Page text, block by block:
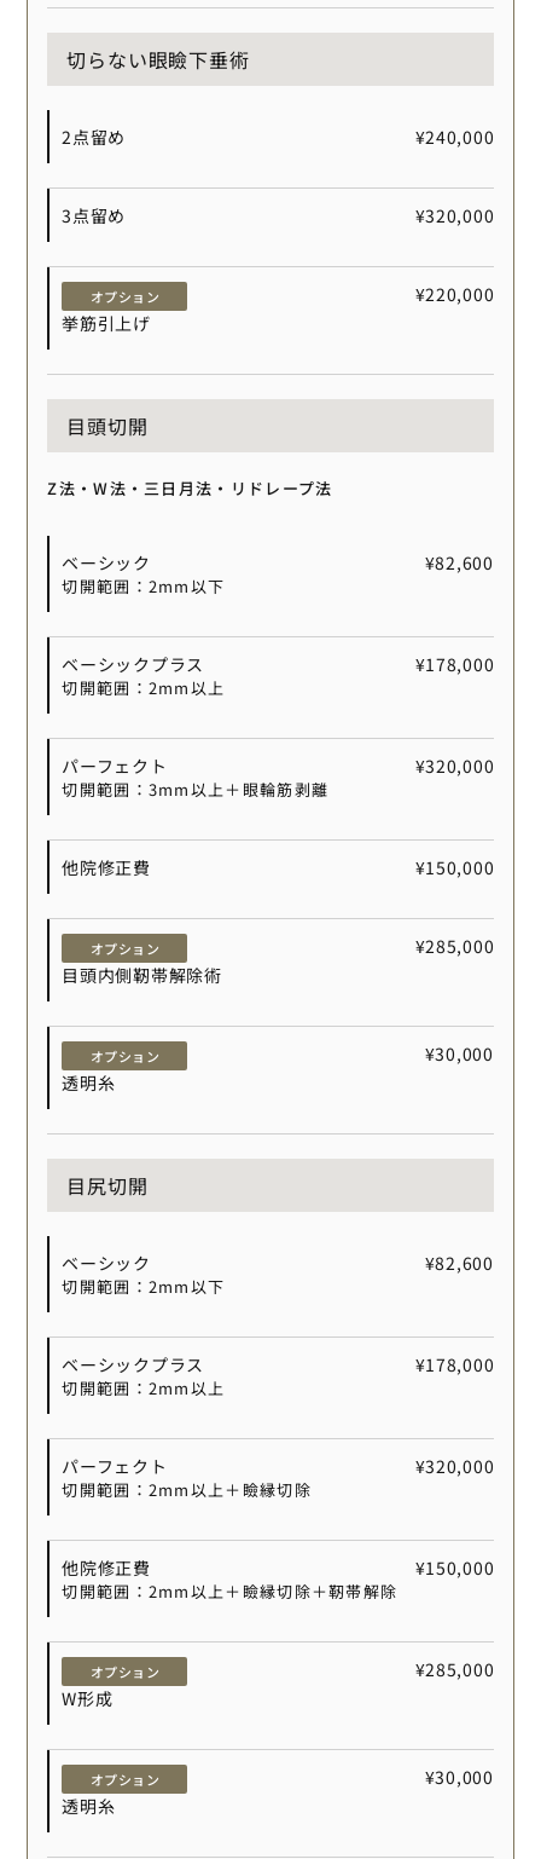
切らない眼瞼下垂術
2点留め ¥240,000
3点留め ¥320,000
オプション
挙筋引上げ
¥220,000
目頭切開
Z法・W法・三日月法・リドレープ法
ベーシック
切開範囲：2mm以下
¥82,600
ベーシックプラス
切開範囲：2mm以上
¥178,000
パーフェクト
切開範囲：3mm以上＋眼輪筋剥離
¥320,000
他院修正費 ¥150,000
オプション
目頭内側靭帯解除術
¥285,000
オプション
透明糸
¥30,000
目尻切開
ベーシック
切開範囲：2mm以下
¥82,600
ベーシックプラス
切開範囲：2mm以上
¥178,000
パーフェクト
切開範囲：2mm以上＋瞼縁切除
¥320,000
他院修正費
切開範囲：2mm以上＋瞼縁切除＋靭帯解除
¥150,000
オプション
W形成
¥285,000
オプション
透明糸
¥30,000